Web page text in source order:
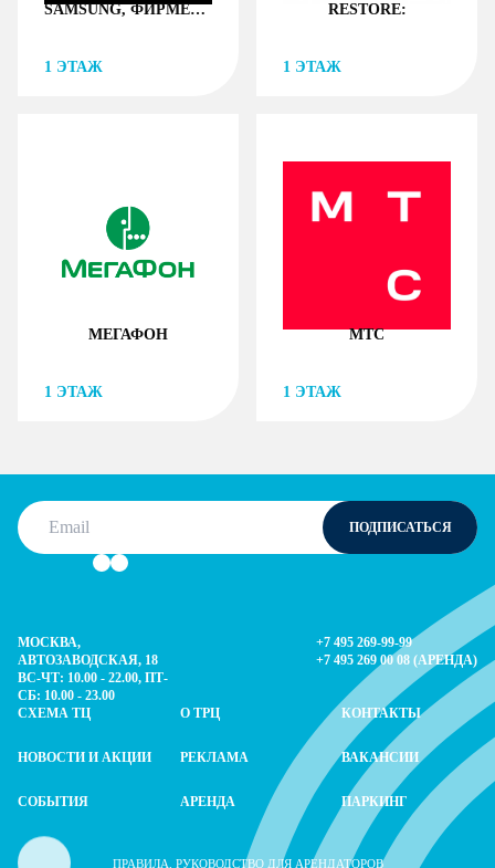
SAMSUNG, ФИРМЕННЫЙ МАГАЗИН
1 ЭТАЖ
RESTORE:
1 ЭТАЖ
МЕГАФОН
1 ЭТАЖ
МТС
1 ЭТАЖ
Email
This is your email to subscribe for news
ПОДПИСАТЬСЯ
МОСКВА,
АВТОЗАВОДСКАЯ, 18
ВС-ЧТ: 10.00 - 22.00, ПТ-
СБ: 10.00 - 23.00
СХЕМА ТЦ
О ТРЦ КОНТАКТЫ
НОВОСТИ И АКЦИИ РЕКЛАМА ВАКАНСИИ
СОБЫТИЯ АРЕНДА ПАРКИНГ
+7 495 269-99-99
+7 495 269 00 08 (АРЕНДА)
ПРАВИЛА, РУКОВОДСТВО ДЛЯ АРЕНДАТОРОВ